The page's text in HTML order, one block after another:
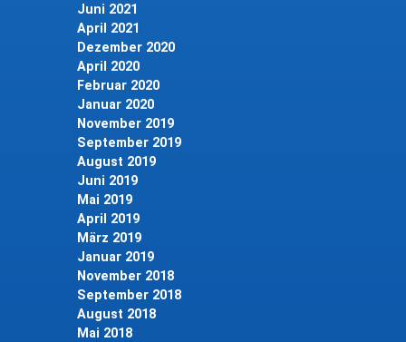
Juni 2021
April 2021
Dezember 2020
April 2020
Februar 2020
Januar 2020
November 2019
September 2019
August 2019
Juni 2019
Mai 2019
April 2019
März 2019
Januar 2019
November 2018
September 2018
August 2018
Mai 2018